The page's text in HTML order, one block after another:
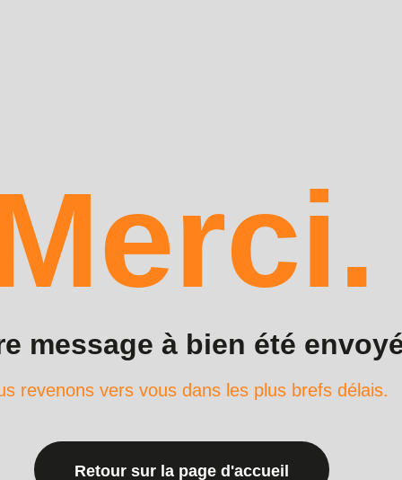
message à bien été
revenons vers vous dans les plus brefs délais.
Retour sur la page d'accueil